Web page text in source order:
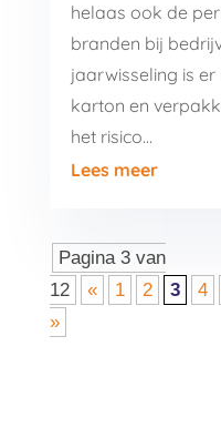
helaas ook de
branden bij
jaarwisseling is
karton en
het risico…
Lees meer
Pagina 3 van
12
« 1 2 3 4
»